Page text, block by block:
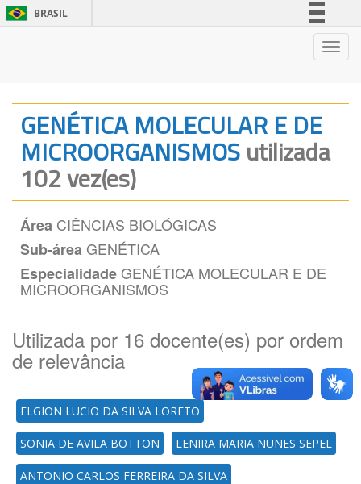
BRASIL
Legislação
Canais
GENÉTICA MOLECULAR E DE
MICROORGANISMOSutilizada
102 vez(es)
Área CIÊNCIAS BIOLÓGICAS
Sub-áreaGENÉTICA
EspecialidadeGENÉTICA MOLECULAR E DE
MICROORGANISMOS
Utilizada por 16 docente(es) por ordem
de relevância
ELGION LUCIO DA SILVA LORETO
SONIA DE AVILA BOTTON LENIRA MARIA NUNES SEPEL
ANTONIO CARLOS FERREIRA DA SILVA